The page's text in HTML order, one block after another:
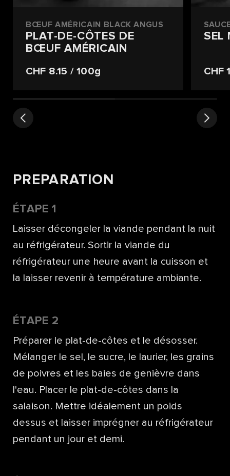
BŒUF AMÉRICAIN BLACK ANGUS
PLAT-DE-CÔTES DE
BŒUF AMÉRICAIN
CHF 8.15 / 100g
SEL
CHF
PREPARATION
ÉTAPE 1
Laisser décongeler la viande pendant la nuit
au réfrigérateur. Sortir la viande du
réfrigérateur une heure avant la cuisson et
la laisser revenir à température ambiante.
ÉTAPE 2
Préparer le plat-de-côtes et le désosser.
Mélanger le sel, le sucre, le laurier, les grains
de poivres et les baies de genièvre dans
l'eau. Placer le plat-de-côtes dans la
salaison. Mettre idéalement un poids
dessus et laisser imprégner au réfrigérateur
pendant un jour et demi.